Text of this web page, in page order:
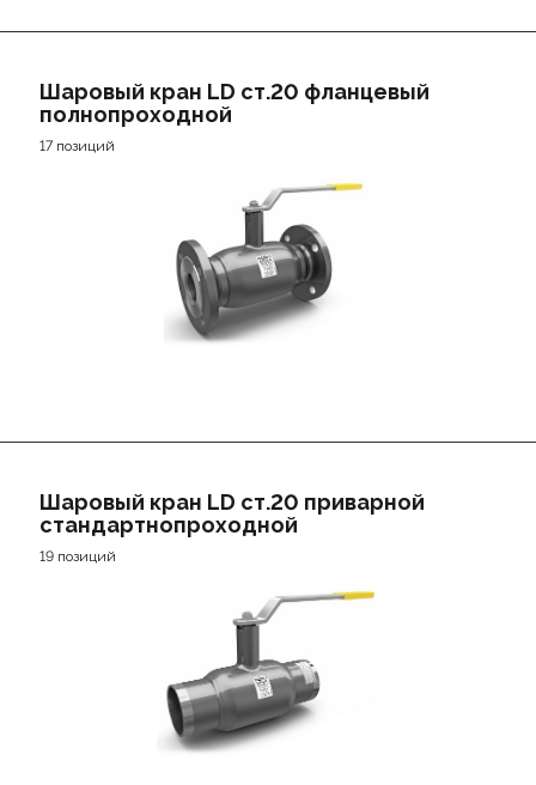
Шаровый кран LD ст.20 фланцевый
полнопроходной
17 позиций
Шаровый кран LD ст.20 приварной
стандартнопроходной
19 позиций